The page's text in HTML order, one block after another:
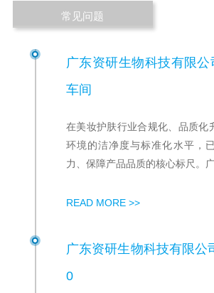
常见问题
广东资研生物科技有限
车间
在美妆护肤行业合规化、品质化
环境的洁净度与标准化水平，
力、保障产品品质的核心标尺。广
READ MORE >>
广东资研生物科技有限公
0